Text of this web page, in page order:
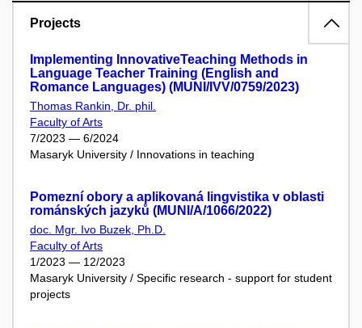
Projects
Implementing InnovativeTeaching Methods in
Language Teacher Training (English and
Romance Languages) (MUNI/IVV/0759/2023)
Thomas Rankin, Dr. phil.
Faculty of Arts
7/2023 — 6/2024
Masaryk University / Innovations in teaching
Pomezní obory a aplikovaná lingvistika v oblasti
románských jazyků (MUNI/A/1066/2022)
doc. Mgr. Ivo Buzek, Ph.D.
Faculty of Arts
1/2023 — 12/2023
Masaryk University / Specific research - support for student
projects